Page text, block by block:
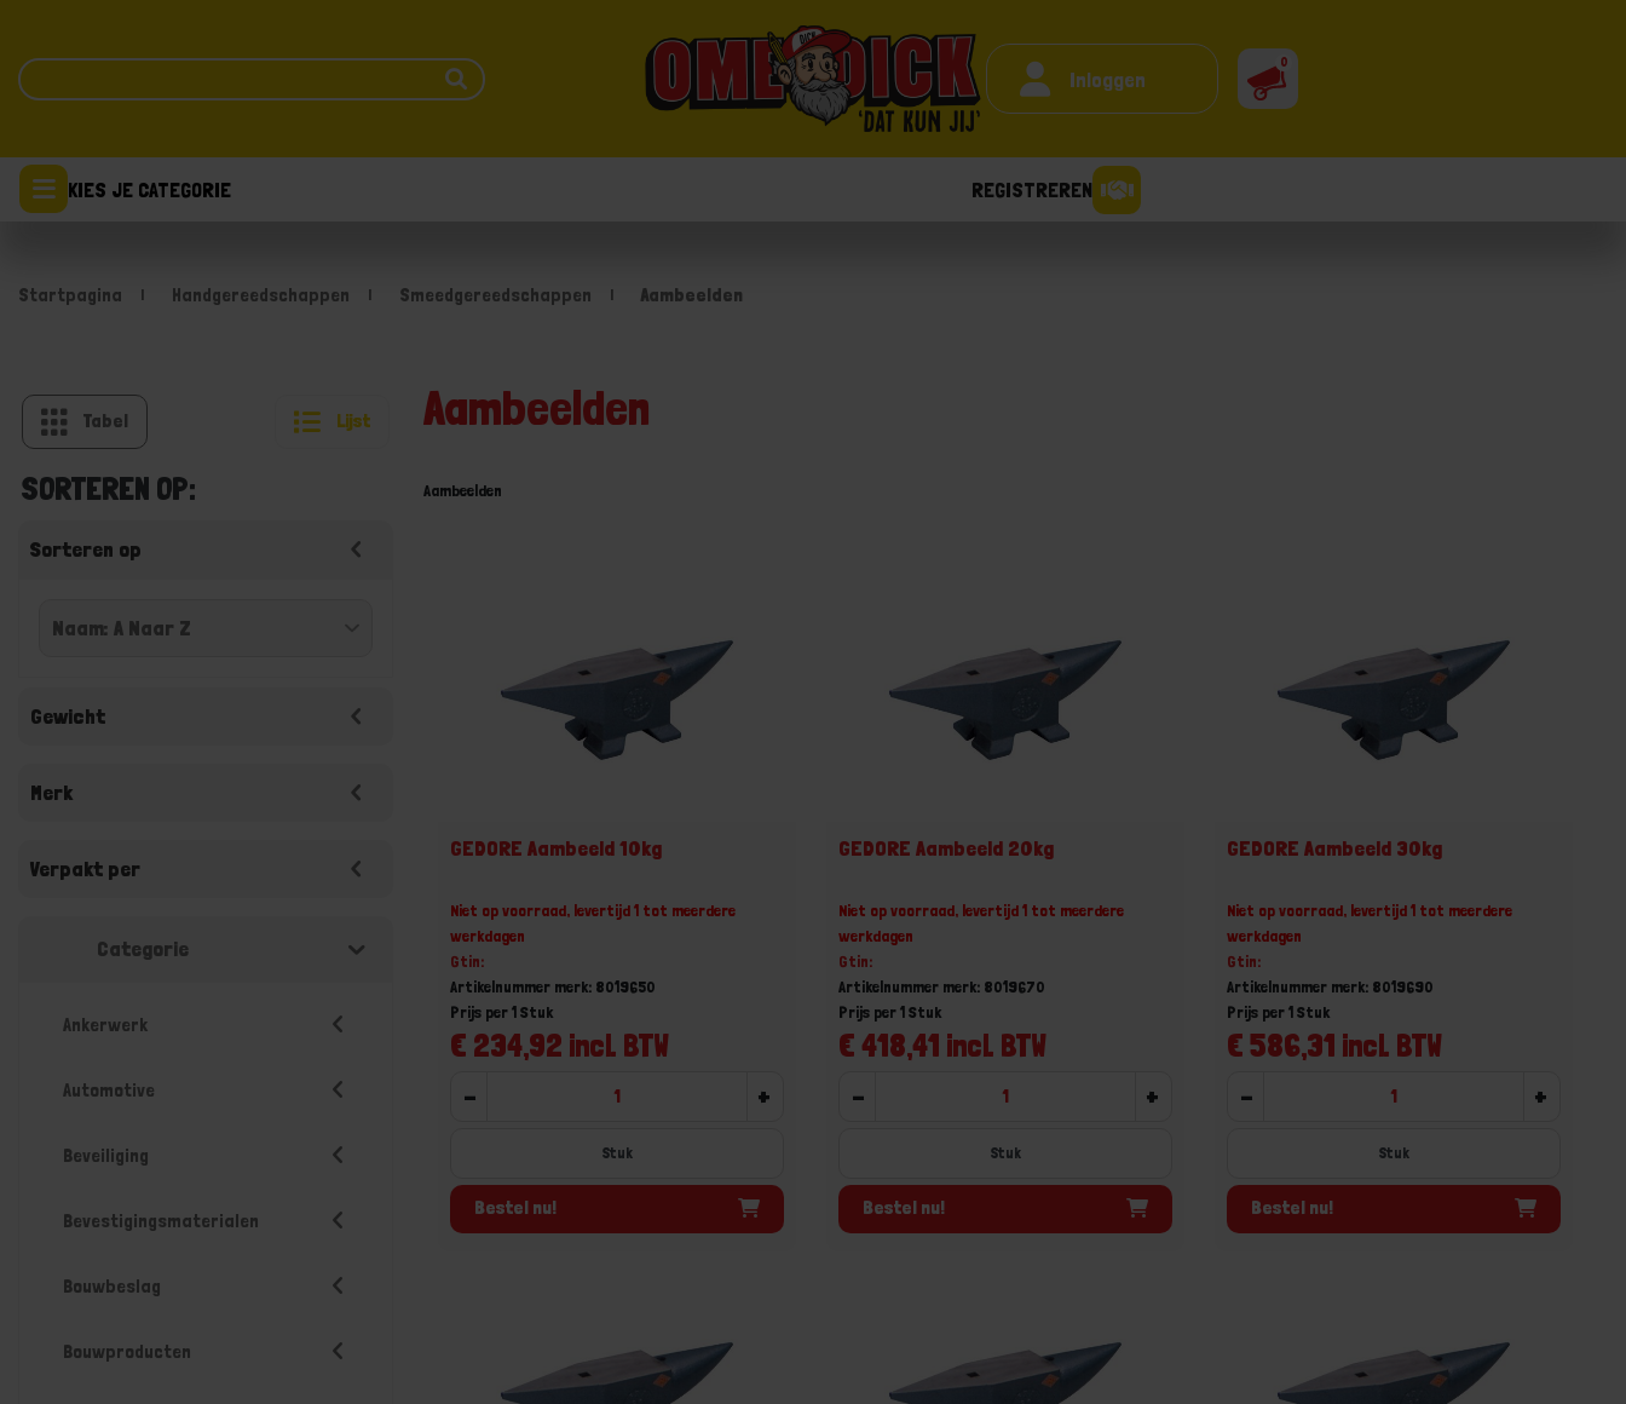
Inloggen
0
KIES JE CATEGORIE REGISTREREN
Startpagina Handgereedschappen Smeedgereedschappen Aambeelden
Tabel Lijst
SORTEREN OP:
Sorteren op
Gewicht
Merk
Verpakt per
Categorie
Ankerwerk
Automotive
Beveiliging
Bevestigingsmaterialen
Bouwbeslag
Bouwproducten
Aambeelden
Aambeelden
GEDORE Aambeeld 10kg
Niet op voorraad, levertijd 1 tot meerdere
werkdagen
Gtin:
Artikelnummer merk: 8019650
€ 234,92 incl. BTW
Prijs per 1 Stuk
- +
Stuk
Bestel nu!
GEDORE Aambeeld 20kg
Niet op voorraad, levertijd 1 tot meerdere
werkdagen
Gtin:
Artikelnummer merk: 8019670
€ 418,41 incl. BTW
Prijs per 1 Stuk
- +
Stuk
Bestel nu!
GEDORE Aambeeld 30kg
Niet op voorraad, levertijd 1 tot meerdere
werkdagen
Gtin:
Artikelnummer merk: 8019690
€ 586,31 incl. BTW
Prijs per 1 Stuk
- +
Stuk
Bestel nu!